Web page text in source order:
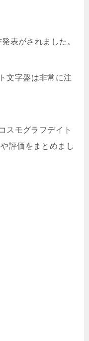
表がされました。
文字盤は非常に注
スモグラフデイト
評価をまとめまし